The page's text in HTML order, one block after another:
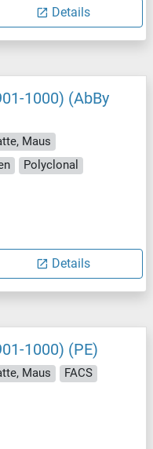
Details
1000) (AbBy
Maus
Polyclonal
Details
1000) (PE)
Maus
FACS